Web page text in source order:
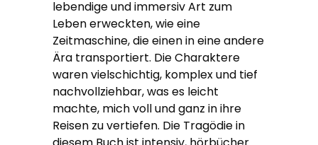
lebendige und immersiv Art zum
Leben erweckten, wie eine
Zeitmaschine, die einen in eine andere
Ära transportiert. Die Charaktere
waren vielschichtig, komplex und tief
nachvollziehbar, was es leicht
machte, mich voll und ganz in ihre
Reisen zu vertiefen. Die Tragödie in